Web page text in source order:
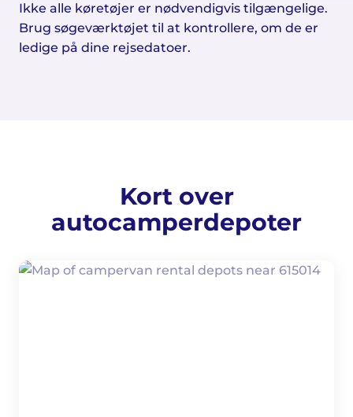
Ikke alle køretøjer er nødvendigvis tilgængelige.
Brug søgeværktøjet til at kontrollere, om de er
ledige på dine rejsedatoer.
Kort over
autocamperdepoter